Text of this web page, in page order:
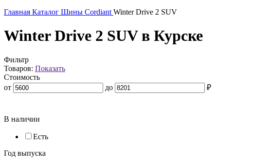
Главная Каталог Шины Cordiant Winter Drive 2 SUV
Winter Drive 2 SUV в Курске
Фильтр
Товаров: Показать
Стоимость
от
до ₽
В наличии
Есть
Год выпуска